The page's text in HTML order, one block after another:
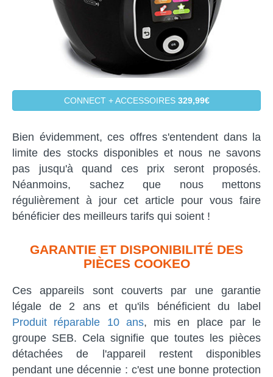
CONNECT + ACCESSOIRES 329,99€
Bien évidemment, ces offres s'entendent dans la
limite des stocks disponibles et nous ne savons
pas jusqu'à quand ces prix seront proposés.
Néanmoins, sachez que nous mettons
régulièrement à jour cet article pour vous faire
bénéficier des meilleurs tarifs qui soient !
GARANTIE ET DISPONIBILITÉ DES
PIÈCES COOKEO
Ces appareils sont couverts par une garantie
légale de 2 ans et qu'ils bénéficient du label
Produit réparable 10 ans, mis en place par le
groupe SEB. Cela signifie que toutes les pièces
détachées de l'appareil restent disponibles
pendant une décennie : c'est une bonne protection